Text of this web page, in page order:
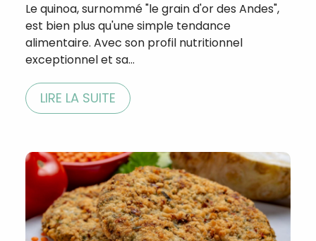
Le quinoa, surnommé "le grain d'or des Andes",
est bien plus qu'une simple tendance
alimentaire. Avec son profil nutritionnel
exceptionnel et sa…
LIRE LA SUITE